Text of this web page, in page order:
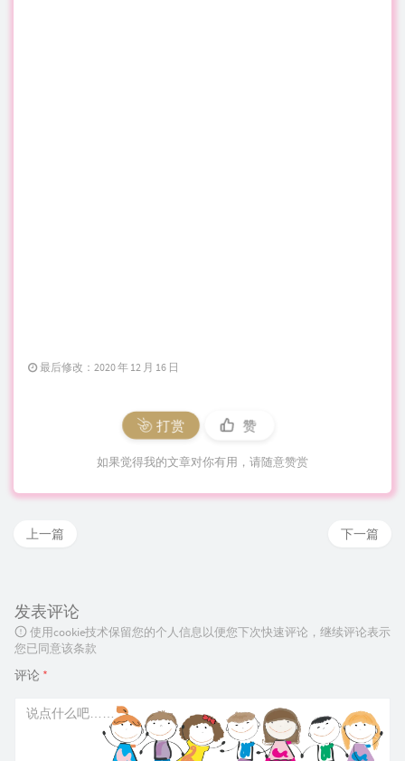
最后修改：2020 年 12 月 16 日
打赏 赞
如果觉得我的文章对你有用，请随意赞赏
下一篇
上一篇
发表评论
使用cookie技术保留您的个人信息以便您下次快速评论，继续评论表示
您已同意该条款
评论 *